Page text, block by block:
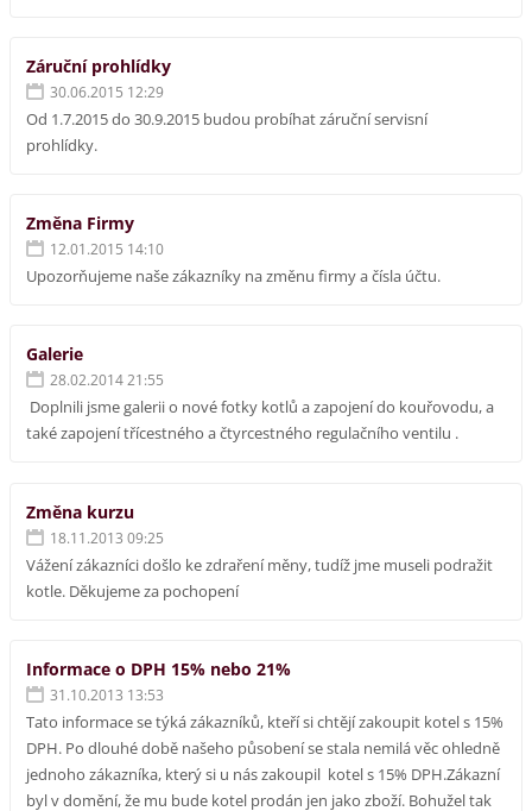
Záruční prohlídky
30.06.2015 12:29
Od 1.7.2015 do 30.9.2015 budou probíhat záruční servisní
prohlídky.
Změna Firmy
12.01.2015 14:10
Upozorňujeme naše zákazníky na změnu firmy a čísla účtu.
Galerie
28.02.2014 21:55
Doplnili jsme galerii o nové fotky kotlů a zapojení do kouřovodu, a
také zapojení třícestného a čtyrcestného regulačního ventilu .
Změna kurzu
18.11.2013 09:25
Vážení zákazníci došlo ke zdraření měny, tudíž jme museli podražit
kotle. Děkujeme za pochopení
Informace o DPH 15% nebo 21%
31.10.2013 13:53
Tato informace se týká zákazníků, kteří si chtějí zakoupit kotel s 15%
DPH. Po dlouhé době našeho působení se stala nemilá věc ohledně
jednoho zákazníka, který si u nás zakoupil kotel s 15% DPH.Zákazní
byl v domění, že mu bude kotel prodán jen jako zboží. Bohužel tak